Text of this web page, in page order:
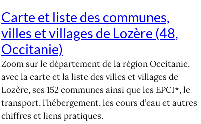
Carte et liste des communes,
villes et villages de Lozère (48,
Occitanie)
Zoom sur le département de la région Occitanie,
avec la carte et la liste des villes et villages de
Lozère, ses 152 communes ainsi que les EPCI*, le
transport, l’hébergement, les cours d’eau et autres
chiffres et liens pratiques.